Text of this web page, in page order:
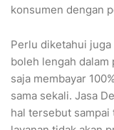
konsumen dengan
Perlu diketahui
boleh lengah dalam
saja membayar
sama sekali. Jasa
hal tersebut